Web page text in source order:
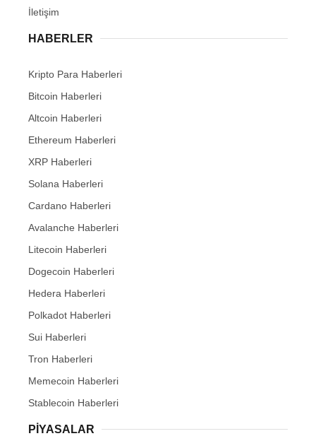
İletişim
HABERLER
Kripto Para Haberleri
Bitcoin Haberleri
Altcoin Haberleri
Ethereum Haberleri
XRP Haberleri
Solana Haberleri
Cardano Haberleri
Avalanche Haberleri
Litecoin Haberleri
Dogecoin Haberleri
Hedera Haberleri
Polkadot Haberleri
Sui Haberleri
Tron Haberleri
Memecoin Haberleri
Stablecoin Haberleri
PIYASALAR